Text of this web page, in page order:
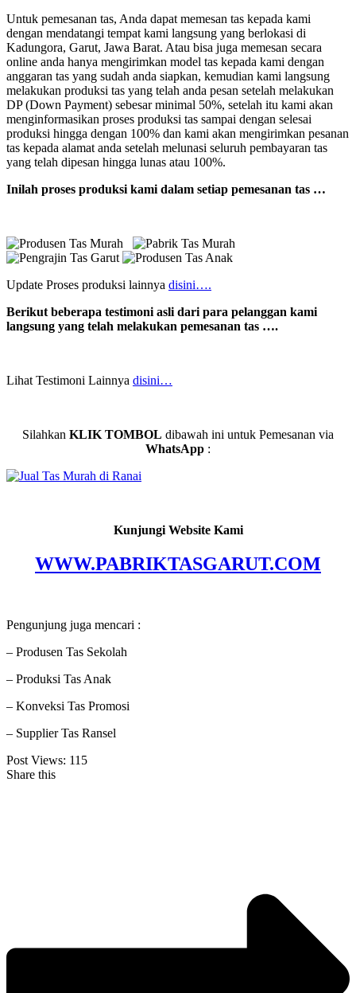
Untuk pemesanan tas, Anda dapat memesan tas kepada kami
dengan mendatangi tempat kami langsung yang berlokasi di
Kadungora, Garut, Jawa Barat. Atau bisa juga memesan secara
online anda hanya mengirimkan model tas kepada kami dengan
anggaran tas yang sudah anda siapkan, kemudian kami langsung
melakukan produksi tas yang telah anda pesan setelah melakukan
DP (Down Payment) sebesar minimal 50%, setelah itu kami akan
menginformasikan proses produksi tas sampai dengan selesai
produksi hingga dengan 100% dan kami akan mengirimkan pesanan
tas kepada alamat anda setelah melunasi seluruh pembayaran tas
yang telah dipesan hingga lunas atau 100%.
Inilah proses produksi kami dalam setiap pemesanan tas …
Update Proses produksi lainnya disini….
Berikut beberapa testimoni asli dari para pelanggan kami
langsung yang telah melakukan pemesanan tas ….
Lihat Testimoni Lainnya disini…
Silahkan KLIK TOMBOL dibawah ini untuk Pemesanan via
WhatsApp :
Kunjungi Website Kami
WWW.PABRIKTASGARUT.COM
Pengunjung juga mencari :
– Produsen Tas Sekolah
– Produksi Tas Anak
– Konveksi Tas Promosi
– Supplier Tas Ransel
Post Views: 115
Share this